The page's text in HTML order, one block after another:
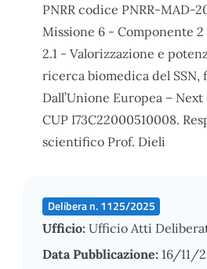
PNRR codice PNRR-MAD-
Missione 6 - Componente
2.1 - Valorizzazione e
ricerca biomedica del SSN,
Dall’Unione Europea –
CUP I73C22000510008.
scientifico Prof. Dieli
Delibera n. 1125/2025
Ufficio: Ufficio Atti
Data Pubblicazione: 16/11/